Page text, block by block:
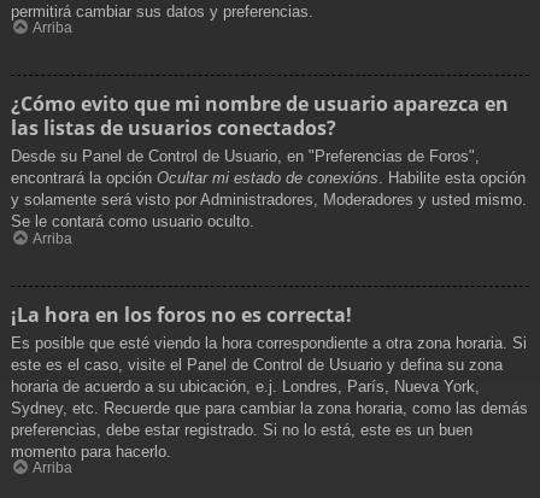
permitirá cambiar sus datos y preferencias.
Arriba
¿Cómo evito que mi nombre de usuario aparezca en
las listas de usuarios conectados?
Desde su Panel de Control de Usuario, en "Preferencias de Foros",
encontrará la opción Ocultar mi estado de conexións. Habilite esta opción
y solamente será visto por Administradores, Moderadores y usted mismo.
Se le contará como usuario oculto.
Arriba
¡La hora en los foros no es correcta!
Es posible que esté viendo la hora correspondiente a otra zona horaria. Si
este es el caso, visite el Panel de Control de Usuario y defina su zona
horaria de acuerdo a su ubicación, e.j. Londres, París, Nueva York,
Sydney, etc. Recuerde que para cambiar la zona horaria, como las demás
preferencias, debe estar registrado. Si no lo está, este es un buen
momento para hacerlo.
Arriba